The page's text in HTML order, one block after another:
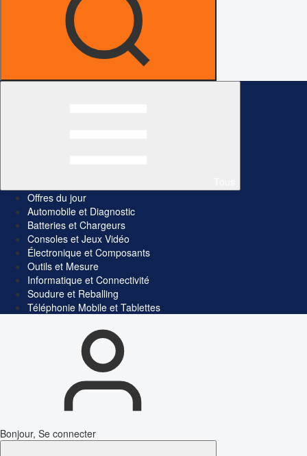
Offres du jour
Automobile et Diagnostic
Batteries et Chargeurs
Consoles et Jeux Vidéo
Électronique et Composants
Outils et Mesure
Informatique et Connectivité
Soudure et Reballing
Téléphonie Mobile et Tablettes
Bonjour, Se connecter